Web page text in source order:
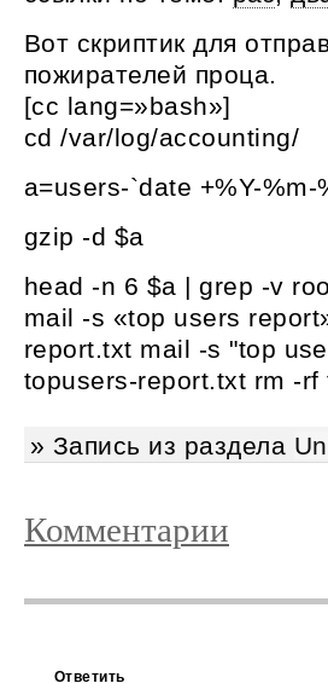
Вот скриптик для
пожирателей проца.
[cc lang=»bash»]
cd /var/log/accounting/
a=users-`date +%Y-%m-
gzip -d $a
head -n 6 $a | grep -v
mail -s «top users
report.txt mail -s "top
topusers-report.txt rm -
» Запись из раздела
Комментарии
Ответить